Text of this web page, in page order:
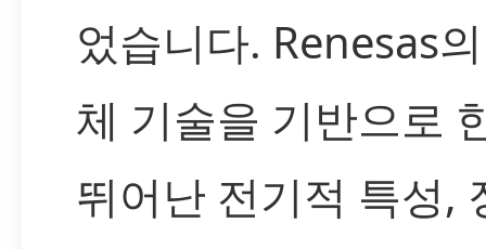
었습니다. Renesas
체 기술을 기반으로
뛰어난 전기적 특성,